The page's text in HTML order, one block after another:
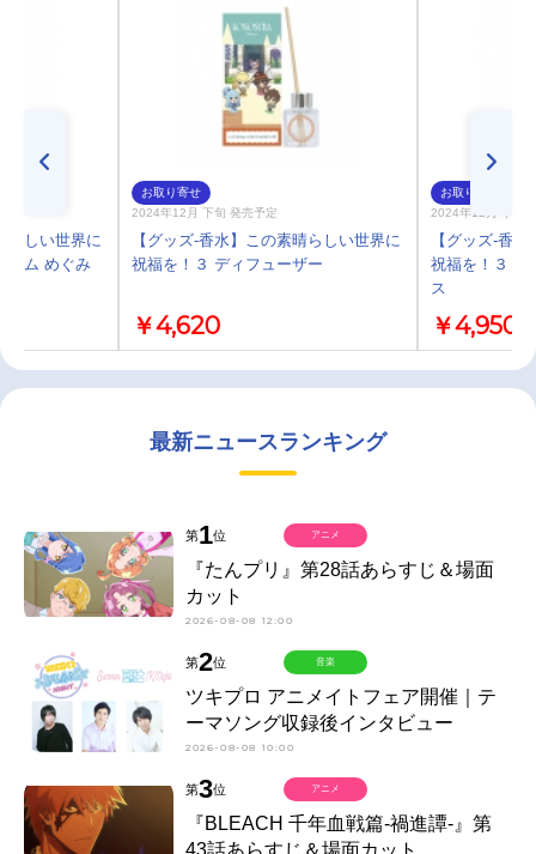
らしい世界に
ァム めぐみ
お取り寄せ
2024年12月 下旬 発売予定
【グッズ-香水】この素晴らしい世界に
祝福を！３ ディフューザー
￥4,620
お取り寄せ
2024年12月 下旬
【グッズ-香
祝福を！３ オ
ス
￥4,950
最新ニュースランキング
第1位
『たんプリ』第28話あらすじ＆場面
カット
2026-08-08 12:00
アニメ
第2位
ツキプロ アニメイトフェア開催｜テ
ーマソング収録後インタビュー
2026-08-08 10:00
音楽
第3位
『BLEACH 千年血戦篇-禍進譚-』第
アニメ